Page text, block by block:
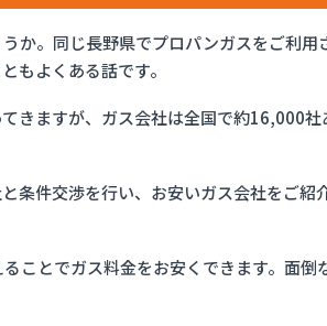
か。同じ長野県でプロパンガスをご利
もよくある話です。
きますが、ガス会社は全国で約16,000
条件交渉を行い、お安いガス会社をご紹
ことでガス料金をお安くできます。面倒